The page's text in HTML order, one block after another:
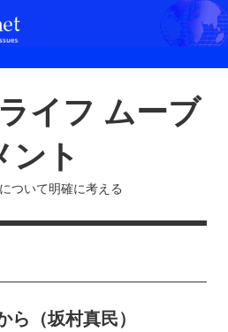
イフ ムーブ
ント
ついて明確に考える
（坂村真民）